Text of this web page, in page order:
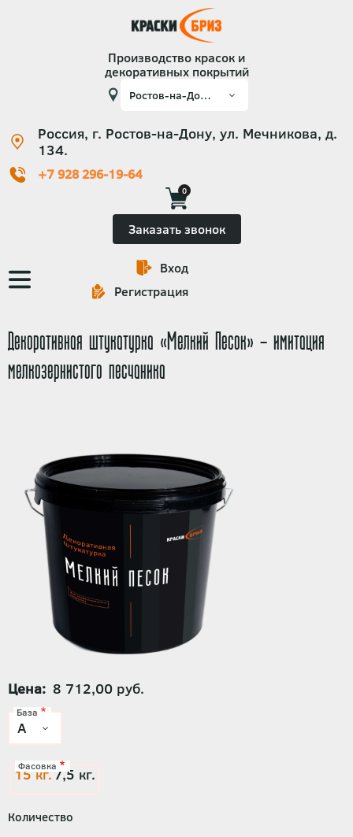
Производство красок и
декоративных покрытий
Россия, г. Ростов-на-Дону, ул. Мечникова, д.
134.
+7 928 296-19-64
0
Заказать звонок
Основная
навигация
Вход
Регистрация
Декоративная штукатурка «Мелкий Песок» - имитация
мелкозернистого песчаника
Цена 8 712,00 руб.
База
Фасовка
15 кг.7,5 кг.
Количество